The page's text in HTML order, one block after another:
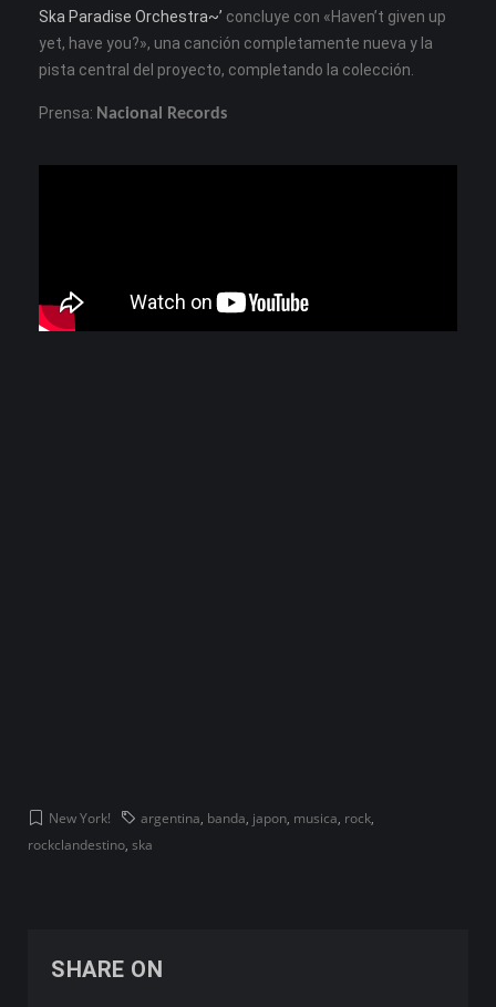
Ska Paradise Orchestra~’ concluye con «Haven’t given up
yet, have you?», una canción completamente nueva y la
pista central del proyecto, completando la colección.
Prensa: Nacional Records
New York! argentina, banda, japon, musica, rock,
rockclandestino, ska
SHARE ON